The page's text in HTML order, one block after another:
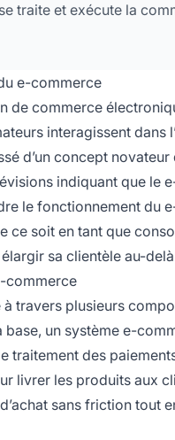
traite et exécute la
e-commerce
de commerce
interagissent dans
d’un concept
indiquant que le
le fonctionnement du
ce soit en tant que
sa clientèle au-
commerce
travers plusieurs
un système e-
traitement des
livrer les produits aux
sans friction tout